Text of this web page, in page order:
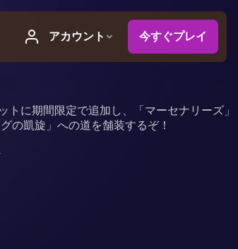
に期間限定で追加し、「マーセナリーズ」
の凱旋」への道を舗装するぞ！